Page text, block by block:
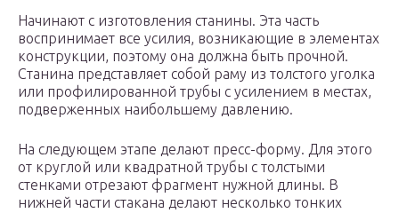
Начинают с изготовления станины. Эта часть
воспринимает все усилия, возникающие в элементах
конструкции, поэтому она должна быть прочной.
Станина представляет собой раму из толстого уголка
или профилированной трубы с усилением в местах,
подверженных наибольшему давлению.
На следующем этапе делают пресс-форму. Для этого
от круглой или квадратной трубы с толстыми
стенками отрезают фрагмент нужной длины. В
нижней части стакана делают несколько тонких